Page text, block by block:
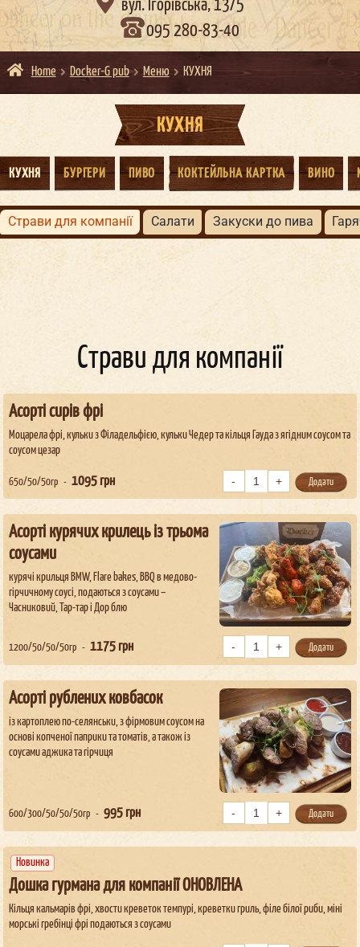
вул. Ігорівська, 13/5
095 280-83-40
Home Docker-G pub Меню КУХНЯ
КУХНЯ
страви для компанії салати закуски до пива
КУХНЯ БУРГЕРИ ПИВО КОКТЕЙЛЬНА КАРТКА ВИНО
Страви для компанії
Асорті сирів фрі
Моцарела фрі, кульки з Філадельфією, кульки Чедер та кільця Гауда з ягідним соусом та
соусом цезар
650/50/50гр 1095 грн Додати
Асорті курячих крилець із трьома
соусами
курячі крильця BMW, Flare bakes, BBQ в медово-
гірчичному соусі, подаються з соусами –
Часниковий, Тар-тар і Дор блю
1200/50/50/50гр 1175 грн Додати
Асорті рублених ковбасок
із картоплею по-селянськи, з фірмовим соусом на
основі копченої паприки та томатів, а також із
соусами аджика та гірчиця
600/300/50/50/50гр 995 грн Додати
Новинка
Дошка гурмана для компанії ОНОВЛЕНА
Кільця кальмарів фрі, хвости креветок темпурі, креветки гриль, філе білої риби, міні
морські гребінці фрі подаються з соусами